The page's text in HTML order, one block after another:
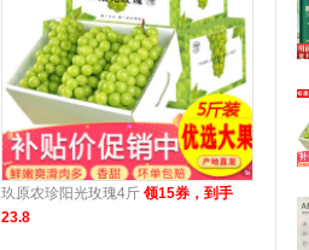
玖原农珍阳光玫瑰4斤 领15券，到手
23.8